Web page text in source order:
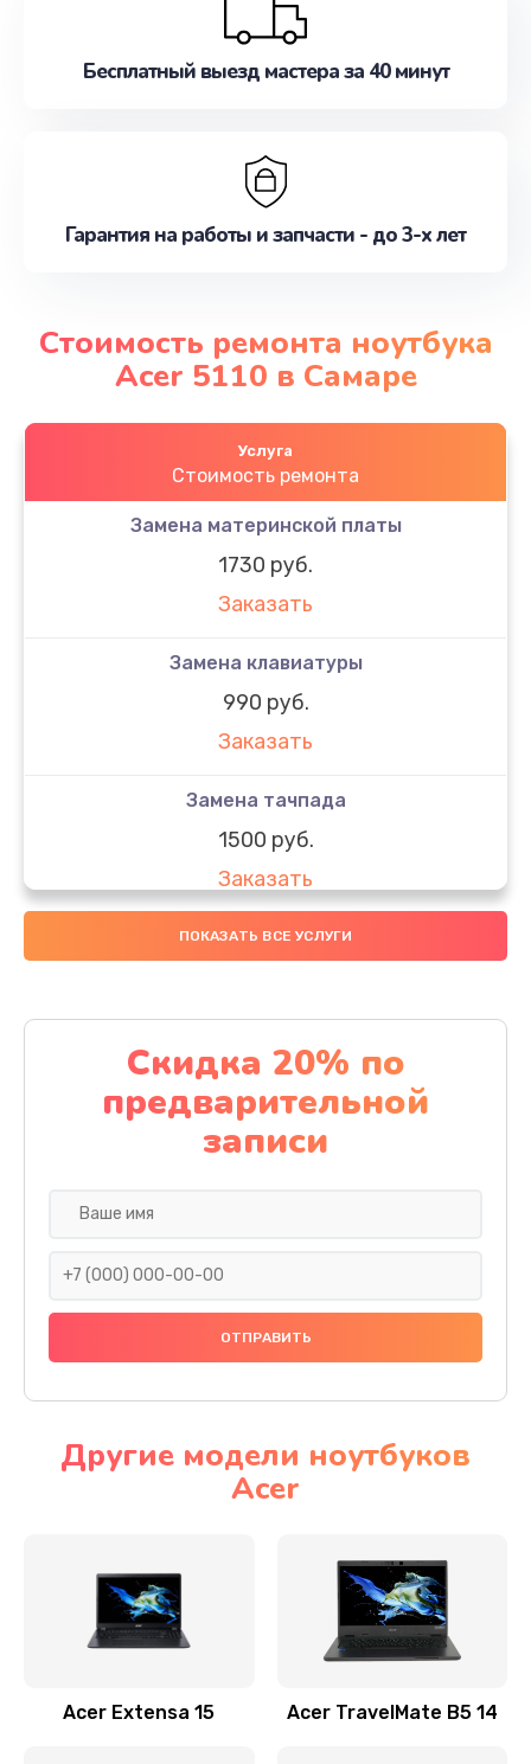
Бесплатный выезд мастера за 40 минут
Гарантия на работы и запчасти - до 3-х лет
Стоимость ремонта ноутбука
Acer 5110 в Самаре
Услуга
Стоимость ремонта
Замена материнской платы
1730 руб.
Заказать
Замена клавиатуры
990 руб.
Заказать
Замена тачпада
1500 руб.
Заказать
Замена южного моста
Заказать
Чистка от пыли
1060 руб.
Заказать
Ремонт подсветки
Настройка BIOS
Замена видеочипа
Заказать
ПОКАЗАТЬ ВСЕ УСЛУГИ
Скидка 20% по
предварительной
записи
Другие модели ноутбуков
Acer
Acer Extensa 15 Acer TravelMate B5 14